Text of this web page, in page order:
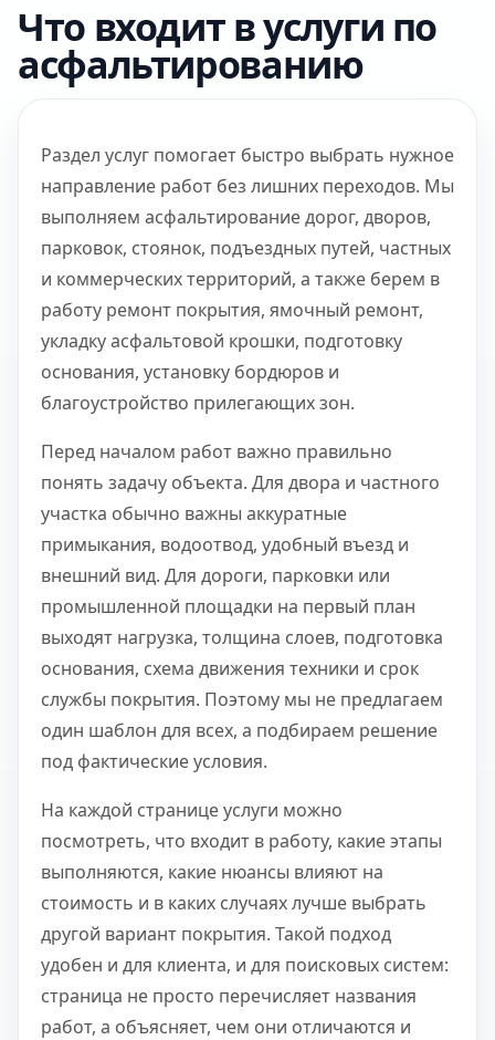
Что входит в услуги по
асфальтированию
Раздел услуг помогает быстро выбрать нужное
направление работ без лишних переходов. Мы
выполняем асфальтирование дорог, дворов,
парковок, стоянок, подъездных путей, частных
и коммерческих территорий, а также берем в
работу ремонт покрытия, ямочный ремонт,
укладку асфальтовой крошки, подготовку
основания, установку бордюров и
благоустройство прилегающих зон.
Перед началом работ важно правильно
понять задачу объекта. Для двора и частного
участка обычно важны аккуратные
примыкания, водоотвод, удобный въезд и
внешний вид. Для дороги, парковки или
промышленной площадки на первый план
выходят нагрузка, толщина слоев, подготовка
основания, схема движения техники и срок
службы покрытия. Поэтому мы не предлагаем
один шаблон для всех, а подбираем решение
под фактические условия.
На каждой странице услуги можно
посмотреть, что входит в работу, какие этапы
выполняются, какие нюансы влияют на
стоимость и в каких случаях лучше выбрать
другой вариант покрытия. Такой подход
удобен и для клиента, и для поисковых систем:
страница не просто перечисляет названия
работ, а объясняет, чем они отличаются и